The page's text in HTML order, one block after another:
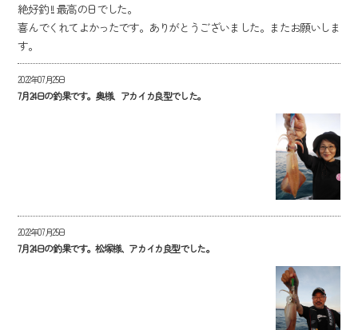
絶好釣 !! 最高の日でした。
喜んでくれてよかったです。ありがとうございました。またお願いしま
す。
2022年07月25日
7月24日の釣果です。奥様、アカイカ良型でした。
2022年07月25日
7月24日の釣果です。松塚様、アカイカ良型でした。